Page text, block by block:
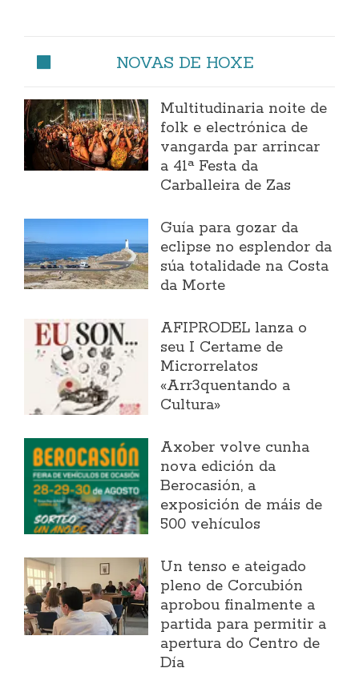
NOVAS DE HOXE
Multitudinaria noite de
folk e electrónica de
vangarda par arrincar
a 41ª Festa da
Carballeira de Zas
Guía para gozar da
eclipse no esplendor da
súa totalidade na Costa
da Morte
AFIPRODEL lanza o
seu I Certame de
Microrrelatos
«Arr3quentando a
Cultura»
Axober volve cunha
nova edición da
Berocasión, a
exposición de máis de
500 vehículos
Un tenso e ateigado
pleno de Corcubión
aprobou finalmente a
partida para permitir a
apertura do Centro de
Día